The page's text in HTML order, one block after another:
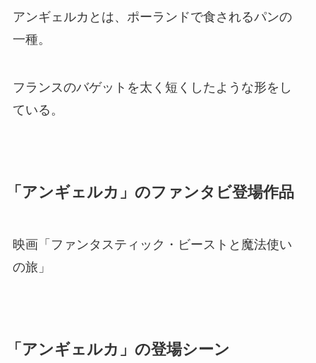
アンギェルカとは、ポーランドで食されるパンの
一種。
フランスのバゲットを太く短くしたような形をし
ている。
「アンギェルカ」のファンタビ登場作品
映画「ファンタスティック・ビーストと魔法使い
の旅」
「アンギェルカ」の登場シーン